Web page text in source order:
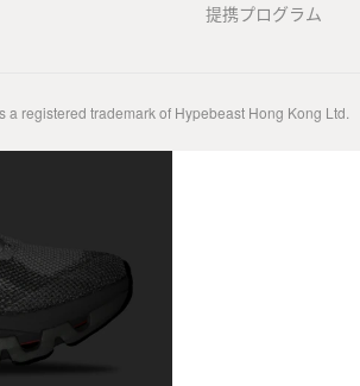
提携プログラム
a registered trademark of Hypebeast Hong Kong Ltd.